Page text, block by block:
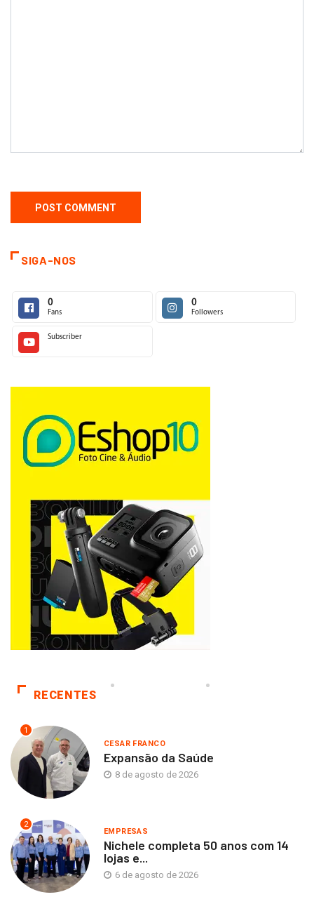
SIGA-NOS
0
Fans
0
Followers
Subscriber
RECENTES
1
CESAR FRANCO
Expansão da Saúde
8 de agosto de 2026
2
EMPRESAS
Nichele completa 50 anos com 14
lojas e...
6 de agosto de 2026